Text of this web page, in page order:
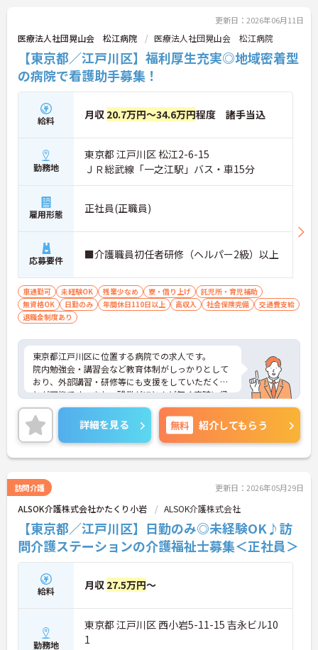
齢者や障害者など多彩な分野へのキャリア展開も可
能です。培ってきた資格や経験を活かし、安心の人
間関係の中で専門性をさらに高めたい方に適した職
場環境が用意されています。
★おすすめPOINT★
【身体の負担を抑えて長く働く】
・介護リフトを積極的に導入しているため身体的負
担を抑えたケアを実践できます
【定着率85%が示す安心の環境】
・年間休日120日以上をしっかりと確保しているた
め心身ともにリフレッシュしながら働けます
れ親しんだ職場で専門性を深められます
・産休や育休に加えて介護休暇の取得実績も豊富な
ためライフステージの変化にも柔軟に対応できます
【資格を活かしてキャリアを広げる】
・高齢者支援だけでなく障害者や児童分野も展開し
ているため法人内で多彩なキャリアを選択できます
・外部研修の費用全額負担や出勤扱いでの受講サポ
ートがあるため働きながらスキルアップを目指せま
す
・賞与実績3.6ヶ月分や住宅手当等の充実した待遇が
あるため将来の生活を見据えた長期就業が可能です
更新日：2026年06月11日
医療法人社団晃山会 松江病院 医療法人社団晃山会 松江病院
【東京都／江戸川区】福利厚生充実◎地域密着型
の病院で看護助手募集！
給料 月収 20.7万円～34.6万円程度 諸手当込
勤務地
東京都 江戸川区 松江2-6-15
ＪＲ総武線「一之江駅」バス・車15分
雇用形態 正社員(正職員)
応募要件 ■介護職員初任者研修（ヘルパー2級）以上
車通勤可 未経験OK 残業少なめ 寮・借り上げ
託児所・育児補助
無資格OK
日勤のみ 年間休日110日以上 高収入 社会保険完備
交通費支給
退職金制度あり
東京都江戸川区に位置する病院での求人です。
院内勉強会・講習会など教育体制がしっかりとして
おり、外部講習・研修等にも支援をしていただくこ
とが可能です。また、残業がほとんど無く定時に帰
宅することが可能です。子育て中の方への配慮も最
大限致しますのでご相談下さい。
ご興味のある方はお気軽にお問い合わせ下さいま
せ。
詳細を見る 無料 紹介してもらう
訪問介護 更新日：2026年05月29日
ALSOK介護株式会社かたくり小岩 ALSOK介護株式会社
【東京都／江戸川区】日勤のみ◎未経験OK♪訪
問介護ステーションの介護福祉士募集＜正社員＞
給料 月収 27.5万円～
勤務地
東京都 江戸川区 西小岩5-11-15 吉永ビル10
1